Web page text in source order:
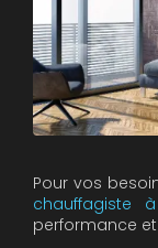
Pour vos
chauffagiste à
performance